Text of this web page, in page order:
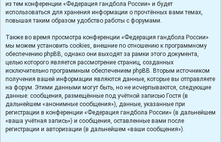
из тем конференции «Федерация гандбола России» и будет
использоваться для хранения информации о прочтённых вами темах,
повышая таким образом удобство работы с форумами.
Также во время просмотра конференции «Федерация гандбола России»
мы можем установить cookies, внешние по отношению к программному
обеспечению phpBB, однако они выходят за рамки этого документа,
целью которого является рассмотрение страниц, созданных
исключительно программным обеспечением phpBB. Вторым источником
получения вашей информации являются данные, которые вы отправляете
на форум. Этими данными могут быть, но не исчерпываются, следующие
данные: сообщения, размещённые под учётной записью Гостя (в
дальнейшем «анонимные сообщения»), данные, указанные при
регистрации в конференции «Федерация гандбола России» (в дальнейшем
«ваша учётная запись») и сообщения, оставленные вами после
регистрации и авторизации (в дальнейшем «ваши сообщения»).